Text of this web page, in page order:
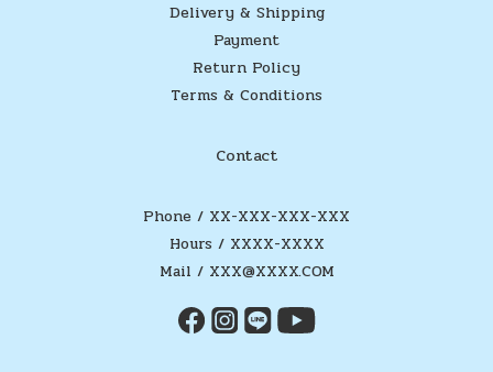
Delivery & Shipping
Payment
Return Policy
Terms & Conditions
Contact
Phone / XX-XXX-XXX-XXX
Hours / XXXX-XXXX
Mail / XXX@XXXX.COM